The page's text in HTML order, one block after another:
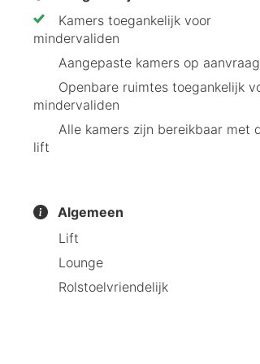
mindervaliden
Aangepaste kamers op aanvraag
mindervaliden
Alle kamers zijn bereikbaar met de
lift
Algemeen
Lift
Lounge
Rolstoelvriendelijk